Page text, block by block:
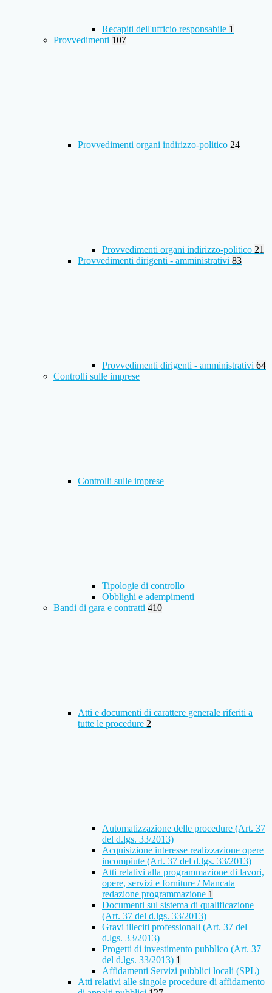
Recapiti dell'ufficio responsabile 1
Provvedimenti 107
Provvedimenti organi indirizzo-politico 24
Provvedimenti organi indirizzo-politico 21
Provvedimenti dirigenti - amministrativi 83
Provvedimenti dirigenti - amministrativi 64
Controlli sulle imprese
Controlli sulle imprese
Tipologie di controllo
Obblighi e adempimenti
Bandi di gara e contratti 410
Atti e documenti di carattere generale riferiti a
tutte le procedure 2
Automatizzazione delle procedure (Art. 37
del d.lgs. 33/2013)
Acquisizione interesse realizzazione opere
incompiute (Art. 37 del d.lgs. 33/2013)
Atti relativi alla programmazione di lavori,
opere, servizi e forniture / Mancata
redazione programmazione 1
Documenti sul sistema di qualificazione
(Art. 37 del d.lgs. 33/2013)
Gravi illeciti professionali (Art. 37 del
d.lgs. 33/2013)
Progetti di investimento pubblico (Art. 37
del d.lgs. 33/2013) 1
Affidamenti Servizi pubblici locali (SPL)
Atti relativi alle singole procedure di affidamento